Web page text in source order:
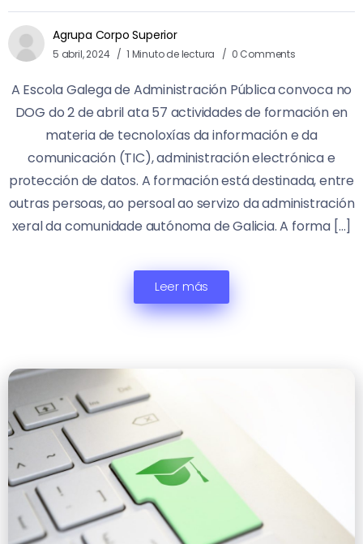
Agrupa Corpo Superior
5 abril, 2024 1 Minuto de lectura 0 Comments
A Escola Galega de Administración Pública convoca no
DOG do 2 de abril ata 57 actividades de formación en
materia de tecnoloxías da información e da
comunicación (TIC), administración electrónica e
protección de datos. A formación está destinada, entre
outras persoas, ao persoal ao servizo da administración
xeral da comunidade autónoma de Galicia. A forma […]
Leer más